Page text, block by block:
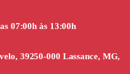
07:00h às 13:00h
39250-000 Lassance, MG,